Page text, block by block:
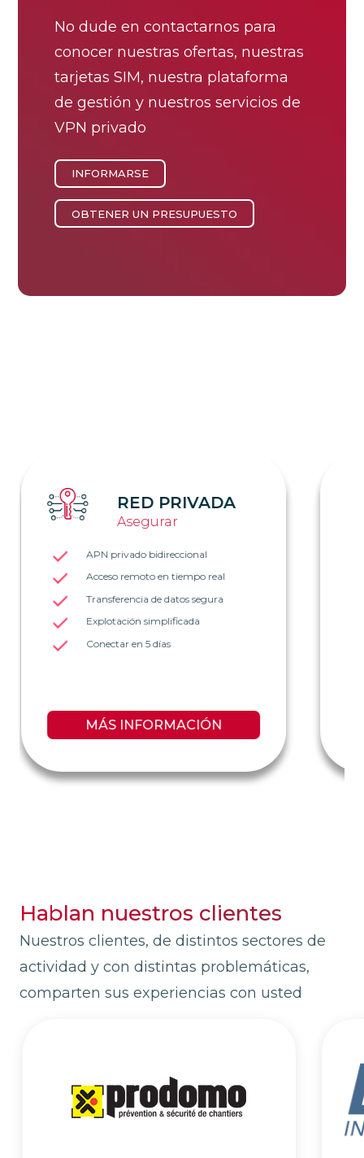
No dude en contactarnos para
conocer nuestras ofertas, nuestras
tarjetas SIM, nuestra plataforma
de gestión y nuestros servicios de
VPN privado
INFORMARSE
OBTENER UN PRESUPUESTO
IOT SIM
Conectar
SIM mono y multioperador
2G, 3G, 4G y pronto 5G
Datos / SMS / Voz
Consumos compartidos
Posible sin steering ni barring
MÁS INFORMACIÓN
Hablan nuestros clientes
Nuestros clientes, de distintos sectores de
actividad y con distintas problemáticas,
comparten sus experiencias con usted